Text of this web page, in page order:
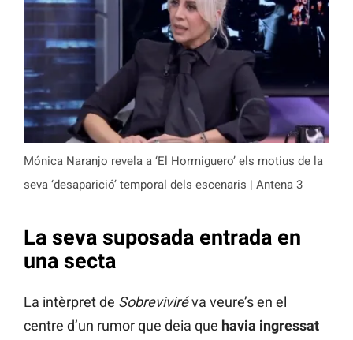
Mónica Naranjo revela a ‘El Hormiguero’ els motius de la
seva ‘desaparició’ temporal dels escenaris | Antena 3
La seva suposada entrada en
una secta
La intèrpret de Sobreviviréva veure’s en el
centre d’un rumor que deia que havia ingressat